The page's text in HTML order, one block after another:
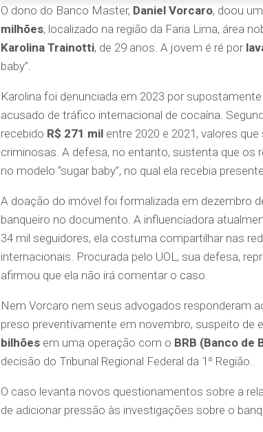
O dono do Banco Master, Daniel Vorcaro, doou
milhões, localizado na região da Faria Lima, área
Karolina Trainotti, de 29 anos. A jovem é ré por
baby”.
Karolina foi denunciada em 2023 por supostamente
acusado de tráfico internacional de cocaína.
recebido R$ 271 mil entre 2020 e 2021, valores
criminosas. A defesa, no entanto, sustenta que
no modelo “sugar baby”, no qual ela recebia
A doação do imóvel foi formalizada em dezembro
banqueiro no documento. A influenciadora
34 mil seguidores, ela costuma compartilhar nas
internacionais. Procurada pelo UOL, sua defesa,
afirmou que ela não irá comentar o caso.
Nem Vorcaro nem seus advogados responderam
preso preventivamente em novembro, suspeito de
bilhões em uma operação com o BRB (Banco de
decisão do Tribunal Regional Federal da 1ª Região.
O caso levanta novos questionamentos sobre a
de adicionar pressão às investigações sobre o